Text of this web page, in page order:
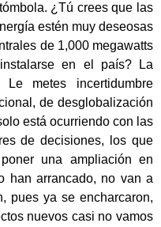
¿Tú crees que las
estén muy deseosas
de 1,000 megawatts
en el país? La
metes incertidumbre
de desglobalización
está ocurriendo con las
de decisiones, los que
una ampliación en
han arrancado, no van a
pues ya se encharcaron,
nuevos casi no vamos